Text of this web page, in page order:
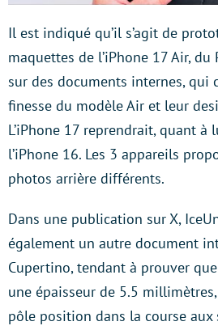
Il est indiqué qu’il s’agit de
maquettes de l’iPhone 17 Air, du
sur des documents internes, qui
finesse du modèle Air et leur
L’iPhone 17 reprendrait, quant à
l’iPhone 16. Les 3 appareils
photos arrière différents.
Dans une publication sur X,
également un autre document
Cupertino, tendant à prouver
une épaisseur de 5.5
pôle position dans la course